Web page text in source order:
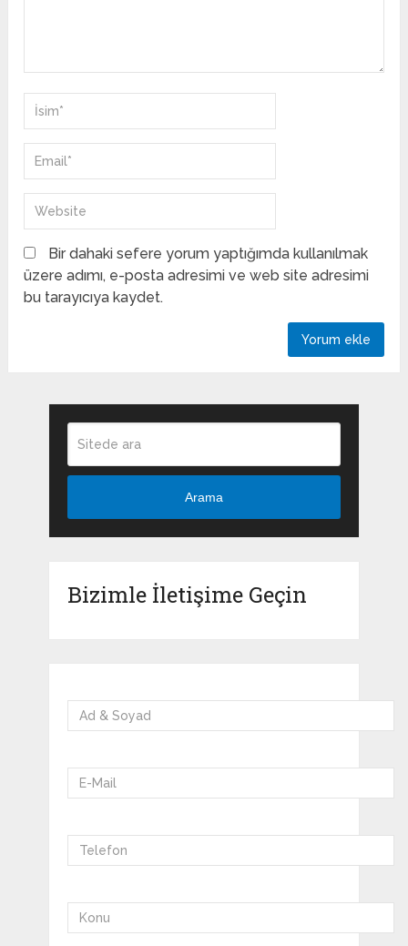
Bir dahaki sefere yorum yaptığımda kullanılmak
üzere adımı, e-posta adresimi ve web site adresimi
bu tarayıcıya kaydet.
Arama
Bizimle İletişime Geçin